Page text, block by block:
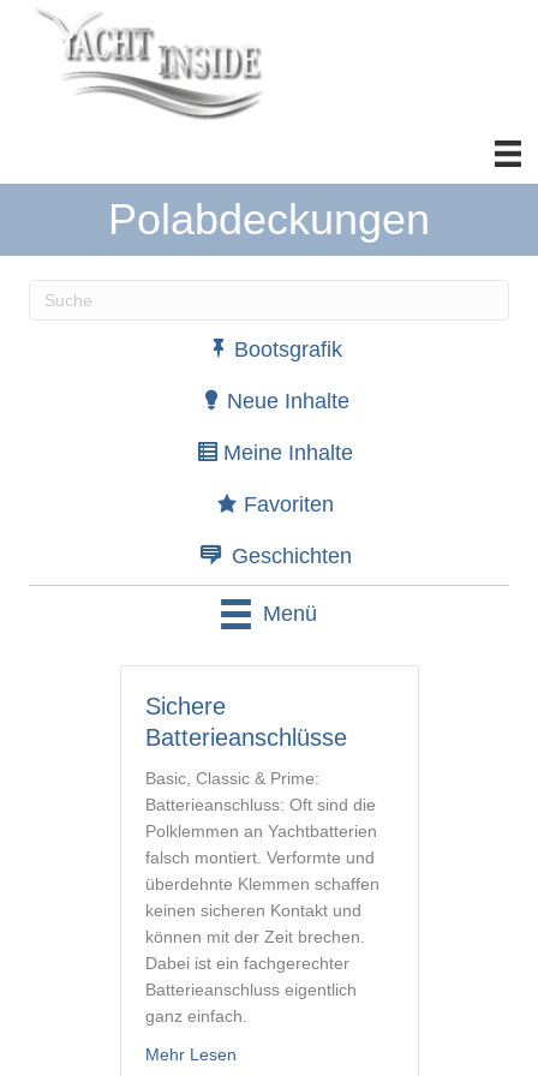
Polabdeckungen
Wenn die Ergebnisse der automatischen
Bootsgrafik
Neue Inhalte
Meine Inhalte
Favoriten
Geschichten
Menü
Sichere
Batterieanschlüsse
Basic, Classic & Prime:
Batterieanschluss: Oft sind die
Polklemmen an Yachtbatterien
falsch montiert. Verformte und
überdehnte Klemmen schaffen
keinen sicheren Kontakt und
können mit der Zeit brechen.
Dabei ist ein fachgerechter
Batterieanschluss eigentlich
ganz einfach.
Mehr Lesenabout Sichere Batterieanschlüsse